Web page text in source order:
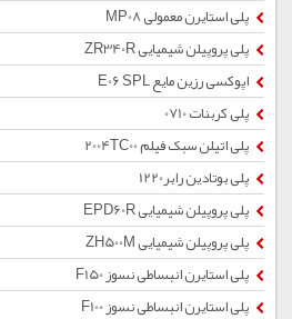
پلی استایرن معمولی MP08
پلی پروپیلن شیمیایی ZR340R
اپوکسی رزین مایع E06 SPL
پلی کربنات 0710
پلی اتیلن سبک فیلم 2004TC00
پلی بوتادین رابر1220
پلی پروپیلن شیمیایی EPD60R
پلی پروپیلن شیمیایی ZH500M
پلی استایرن انبساطی نسوز F150
پلی استایرن انبساطی نسوز F100